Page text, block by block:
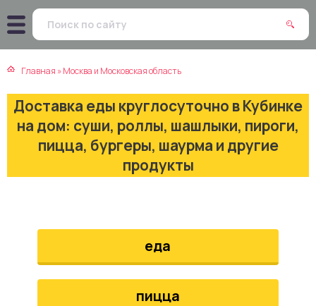
Главная »Москва и Московская область
Доставка еды круглосуточно в Кубинке
на дом: суши, роллы, шашлыки, пироги,
пицца, бургеры, шаурма и другие
продукты
еда
пицца
кухня
кухня
кухня